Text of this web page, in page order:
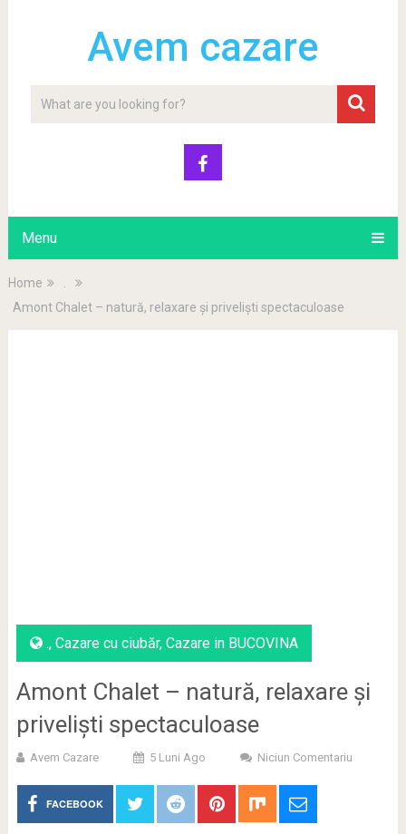
Avem cazare
Menu
Home
Amont Chalet – natură, relaxare și priveliști spectaculoase
., Cazare cu ciubăr, Cazare in BUCOVINA
Amont Chalet – natură, relaxare și
priveliști spectaculoase
Avem Cazare 5 Luni Ago Niciun Comentariu
FACEBOOK